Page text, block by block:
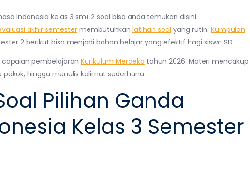
indonesia kelas 3 smt 2 soal bisa anda temukan disini.
akhir semester membutuhkan latihan soal yang rutin. Kumpulan
2 berikut bisa menjadi bahan belajar yang efektif bagi siswa SD.
capaian pembelajaran Kurikulum Merdeka tahun 2026. Materi mencakup
hingga menulis kalimat sederhana.
Pilihan Ganda
Kelas 3 Semester